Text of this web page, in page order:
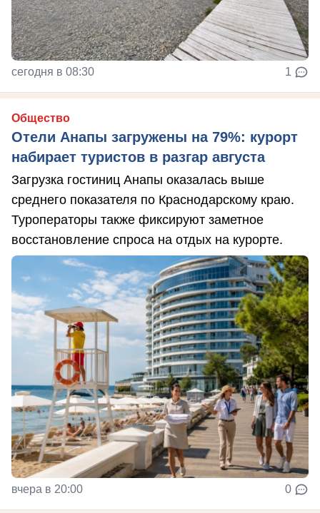
сегодня в 08:30 1
Общество
Отели Анапы загружены на 79%: курорт
набирает туристов в разгар августа
Загрузка гостиниц Анапы оказалась выше
среднего показателя по Краснодарскому краю.
Туроператоры также фиксируют заметное
восстановление спроса на отдых на курорте.
вчера в 20:00 0